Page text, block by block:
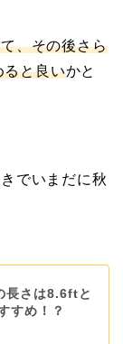
、その後さら
ると良いかと
でいまだに秋
長さは8.6ftと
すめ！？